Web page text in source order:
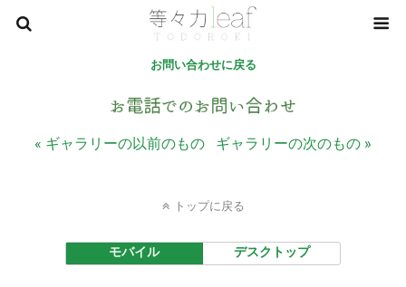
お問い合わせに戻る
« ギャラリーの以前のもの ギャラリーの次のもの »
トップに戻る
モバイル デスクトップ